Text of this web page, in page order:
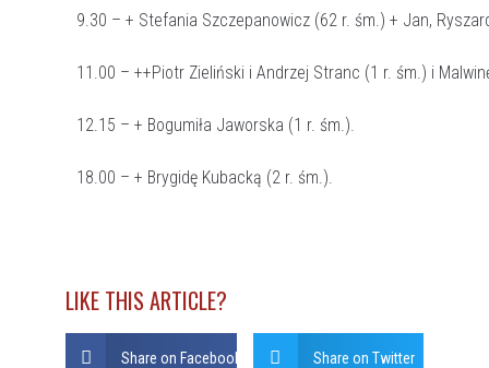
9.30 – + Stefania Szczepanowicz (62 r. śm.) + Jan,
11.00 – ++Piotr Zieliński i Andrzej Stranc (1 r. śm.) i
12.15 – + Bogumiła Jaworska (1 r. śm.).
18.00 – + Brygidę Kubacką (2 r. śm.).
LIKE THIS ARTICLE?
Share on Facebook Share on Twitter